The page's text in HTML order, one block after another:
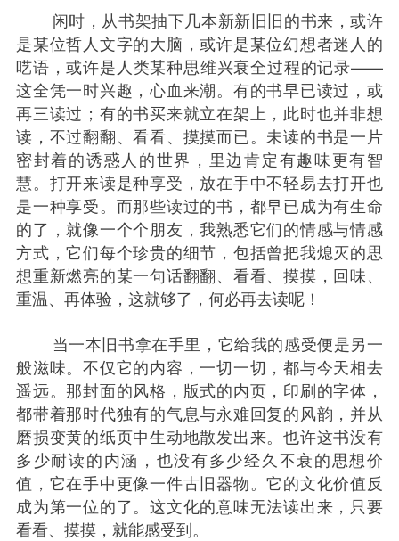
是某位哲人文字的大脑，或许是某位幻想者迷人的
呓语，或许是人类某种思维兴衰全过程的记录——
这全凭一时兴趣，心血来潮。有的书早已读过，或
再三读过；有的书买来就立在架上，此时也并非想
读，不过翻翻、看看、摸摸而已。未读的书是一片
密封着的诱惑人的世界，里边肯定有趣味更有智
慧。打开来读是种享受，放在手中不轻易去打开也
是一种享受。而那些读过的书，都早已成为有生命
的了，就像一个个朋友，我熟悉它们的情感与情感
方式，它们每个珍贵的细节，包括曾把我熄灭的思
想重新燃亮的某一句话翻翻、看看、摸摸，回味、
重温、再体验，这就够了，何必再去读呢！
般滋味。不仅它的内容，一切一切，都与今天相去
遥远。那封面的风格，版式的内页，印刷的字体，
都带着那时代独有的气息与永难回复的风韵，并从
磨损变黄的纸页中生动地散发出来。也许这书没有
多少耐读的内涵，也没有多少经久不衰的思想价
值，它在手中更像一件古旧器物。它的文化价值反
成为第一位的了。这文化的意味无法读出来，只要
看看、摸摸，就能感受到。